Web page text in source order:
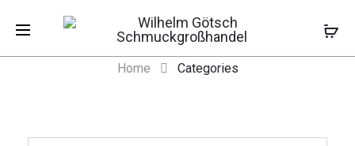
Categories
Home Categories